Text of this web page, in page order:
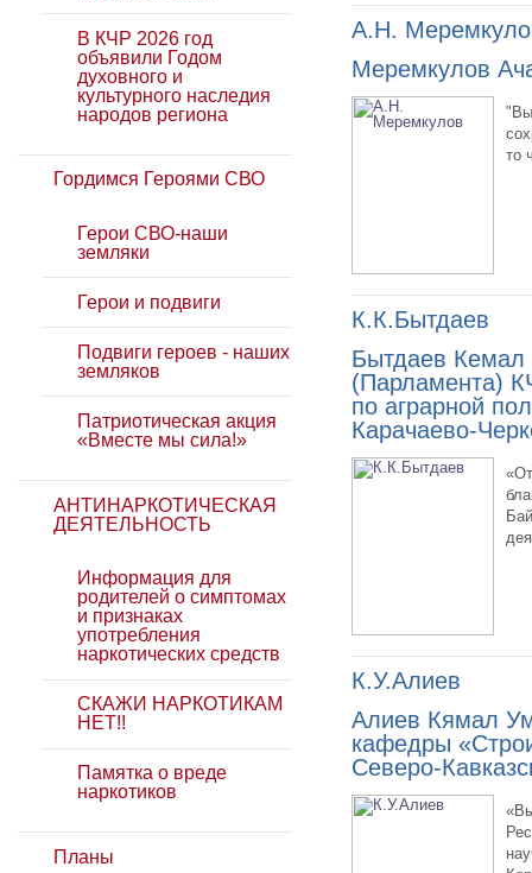
В КЧР 2026 год
объявили Годом
духовного и
культурного наследия
народов региона
Гордимся Героями СВО
Герои СВО-наши
земляки
Герои и подвиги
Подвиги героев - наших
земляков
Патриотическая акция
«Вместе мы сила!»
АНТИНАРКОТИЧЕСКАЯ
ДЕЯТЕЛЬНОСТЬ
Информация для
родителей о симптомах
и признаках
употребления
наркотических средств
СКАЖИ НАРКОТИКАМ
НЕТ!!
Памятка о вреде
наркотиков
Планы
А.Н.
Меремкулов
то
К.К.Бытдаев
Бытдаев Кемал
(Парламента)
по аграрной
Карачаево-
К.У.Алиев
Алиев Кямал
кафедры
Северо-